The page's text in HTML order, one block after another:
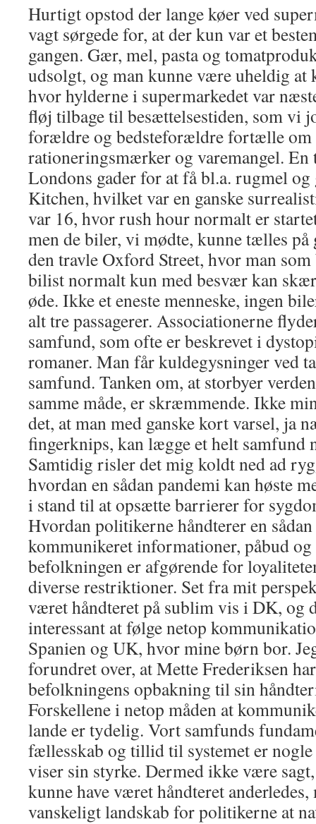
Hurtigt opstod der lange køer ved
vagt sørgede for, at der kun var et
gangen. Gær, mel, pasta og
udsolgt, og man kunne være uheldig at
hvor hylderne i supermarkedet var
fløj tilbage til besættelsestiden, som vi
forældre og bedsteforældre fortælle om
rationeringsmærker og varemangel.
Londons gader for at få bl.a. rugmel
Kitchen, hvilket var en ganske
var 16, hvor rush hour normalt er
men de biler, vi mødte, kunne tælles på
den travle Oxford Street, hvor man
bilist normalt kun med besvær kan
øde. Ikke et eneste menneske, ingen
alt tre passagerer. Associationerne
samfund, som ofte er beskrevet i
romaner. Man får kuldegysninger ved
samfund. Tanken om, at storbyer
samme måde, er skræmmende. Ikke
det, at man med ganske kort varsel, ja
fingerknips, kan lægge et helt samfund
Samtidig risler det mig koldt ned ad
hvordan en sådan pandemi kan høste
i stand til at opsætte barrierer for
Hvordan politikerne håndterer en
kommunikeret informationer, påbud
befolkningen er afgørende for
diverse restriktioner. Set fra mit
været håndteret på sublim vis i DK, og
interessant at følge netop
Spanien og UK, hvor mine børn bor.
forundret over, at Mette Frederiksen
befolkningens opbakning til sin
Forskellene i netop måden at
lande er tydelig. Vort samfunds
fællesskab og tillid til systemet er
viser sin styrke. Dermed ikke være
kunne have været håndteret
vanskeligt landskab for politikerne at